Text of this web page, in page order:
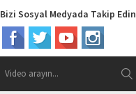
Bizi Sosyal Medyada Takip Edin